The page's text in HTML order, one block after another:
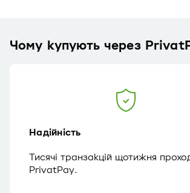
Чому купують через
Надійність
Тисячі транзакцій щотижня
PrivatPay.